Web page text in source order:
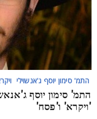
התמ' סימון יוסף ג'אנשוילי ויקרא
סימון יוסף
ו'פסח'